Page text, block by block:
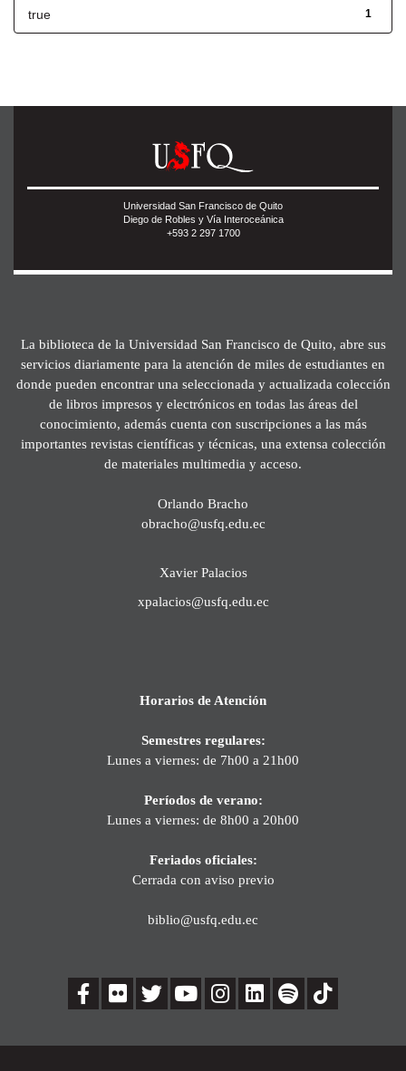
1
true
Universidad San Francisco de Quito
Diego de Robles y Vía Interoceánica
+593 2 297 1700
La biblioteca de la Universidad San Francisco de Quito, abre sus
servicios diariamente para la atención de miles de estudiantes en
donde pueden encontrar una seleccionada y actualizada colección
de libros impresos y electrónicos en todas las áreas del
conocimiento, además cuenta con suscripciones a las más
importantes revistas científicas y técnicas, una extensa colección
de materiales multimedia y acceso.
Orlando Bracho
obracho@usfq.edu.ec
Xavier Palacios
xpalacios@usfq.edu.ec
Horarios de Atención
Semestres regulares:
Lunes a viernes: de 7h00 a 21h00
Períodos de verano:
Lunes a viernes: de 8h00 a 20h00
Feriados oficiales:
Cerrada con aviso previo
biblio@usfq.edu.ec